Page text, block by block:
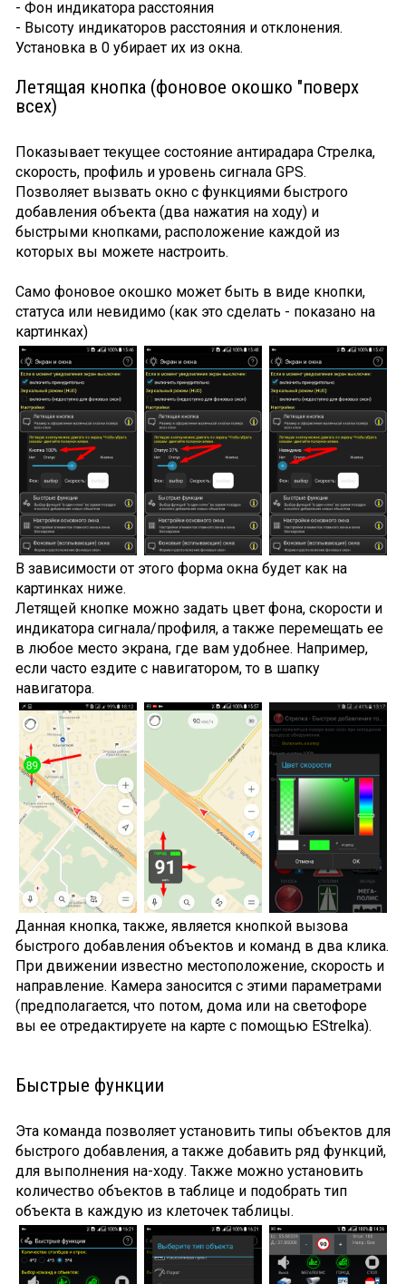
- Фон индикатора расстояния
- Высоту индикаторов расстояния и отклонения.
Установка в 0 убирает их из окна.
Летящая кнопка (фоновое окошко "поверх
всех)
Показывает текущее состояние антирадара Стрелка,
скорость, профиль и уровень сигнала GPS.
Позволяет вызвать окно с функциями быстрого
добавления объекта (два нажатия на ходу) и
быстрыми кнопками, расположение каждой из
которых вы можете настроить.
Само фоновое окошко может быть в виде кнопки,
статуса или невидимо (как это сделать - показано на
картинках)
В зависимости от этого форма окна будет как на
картинках ниже.
Летящей кнопке можно задать цвет фона, скорости и
индикатора сигнала/профиля, а также перемещать ее
в любое место экрана, где вам удобнее. Например,
если часто ездите с навигатором, то в шапку
навигатора.
Данная кнопка, также, является кнопкой вызова
быстрого добавления объектов и команд в два клика.
При движении известно местоположение, скорость и
направление. Камера заносится с этими параметрами
(предполагается, что потом, дома или на светофоре
вы ее отредактируете на карте с помощью EStrelka).
Быстрые функции
Эта команда позволяет установить типы объектов для
быстрого добавления, а также добавить ряд функций,
для выполнения на-ходу. Также можно установить
количество объектов в таблице и подобрать тип
объекта в каждую из клеточек таблицы.